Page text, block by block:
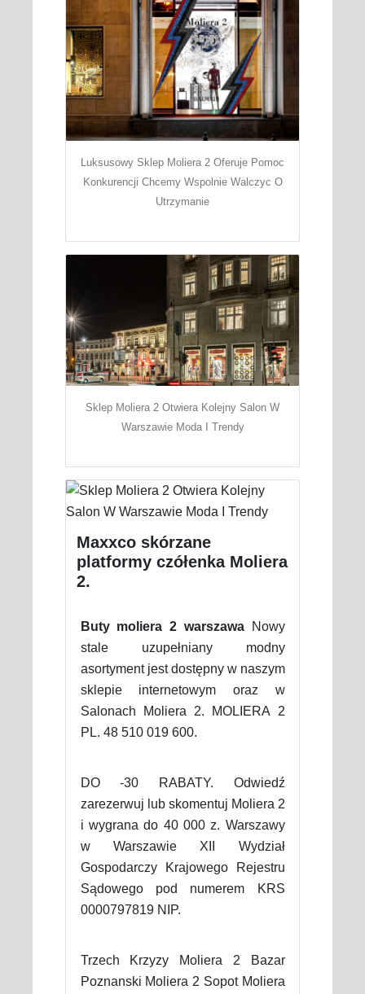
Luksusowy Sklep Moliera 2 Oferuje Pomoc
Konkurencji Chcemy Wspolnie Walczyc O
Utrzymanie
Sklep Moliera 2 Otwiera Kolejny Salon W
Warszawie Moda I Trendy
Maxxco skórzane
platformy czółenka Moliera
2.
Buty moliera 2 warszawaNowy
stale uzupełniany modny
asortyment jest dostępny w naszym
sklepie internetowym oraz w
Salonach Moliera 2. MOLIERA 2
PL. 48 510 019 600.
DO -30 RABATY. Odwiedź
zarezerwuj lub skomentuj Moliera 2
i wygrana do 40 000 z. Warszawy
w Warszawie XII Wydział
Gospodarczy Krajowego Rejestru
Sądowego pod numerem KRS
0000797819 NIP.
Trzech Krzyzy Moliera 2 Bazar
Poznanski Moliera 2 Sopot Moliera